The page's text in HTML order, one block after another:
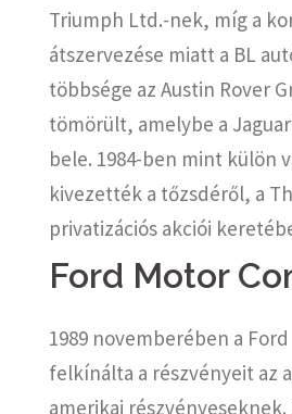
Triumph Ltd.-nek, míg a
átszervezése miatt a BL
többsége az Austin Rover
tömörült, amelybe a
bele. 1984-ben mint külön
kivezették a tőzsdéről, a
privatizációs akciói
Ford Motor
1989 novemberében a
felkínálta a részvényeit az
amerikai részvényeseknek.